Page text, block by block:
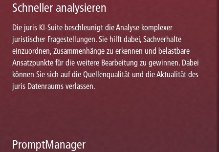
Schneller analysieren
Die juris KI-Suite beschleunigt die Analyse komplexer
juristischer Fragestellungen. Sie hilft dabei, Sachverhalte
einzuordnen, Zusammenhänge zu erkennen und belastbare
Ansatzpunkte für die weitere Bearbeitung zu gewinnen. Dabei
können Sie sich auf die Quellenqualität und die Aktualität des
juris Datenraums verlassen.
PromptManager